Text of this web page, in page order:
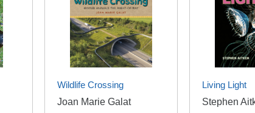
Wildlife Crossing
Joan Marie Galat
Living Light
Stephen